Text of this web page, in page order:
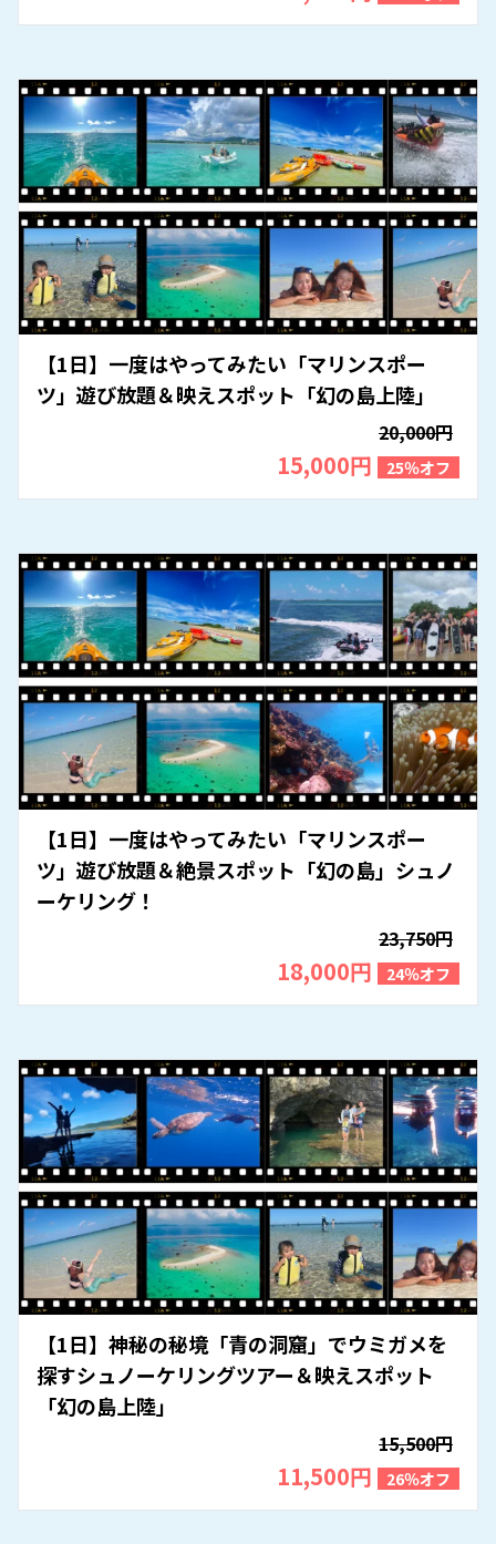
【1日】一度はやってみたい「マリンスポー
ツ」遊び放題＆映えスポット「幻の島上陸」
20,000円
15,000円 25％オフ
【1日】一度はやってみたい「マリンスポー
ツ」遊び放題＆絶景スポット「幻の島」シュノ
ーケリング！
23,750円
18,000円 24％オフ
【1日】神秘の秘境「青の洞窟」でウミガメを
探すシュノーケリングツアー＆映えスポット
「幻の島上陸」
15,500円
11,500円 26％オフ